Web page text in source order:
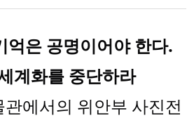
억은 공명이어야 한다.
계화를 중단하라
에서의 위안부 사진전